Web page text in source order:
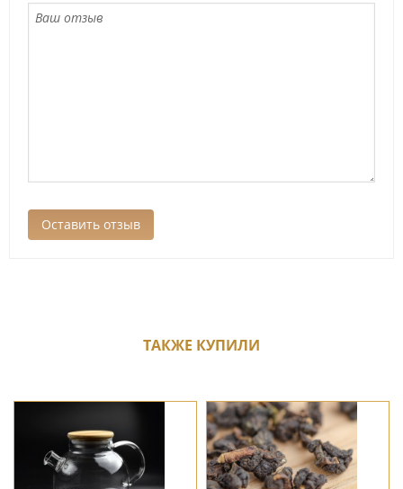
ТАКЖЕ КУПИЛИ